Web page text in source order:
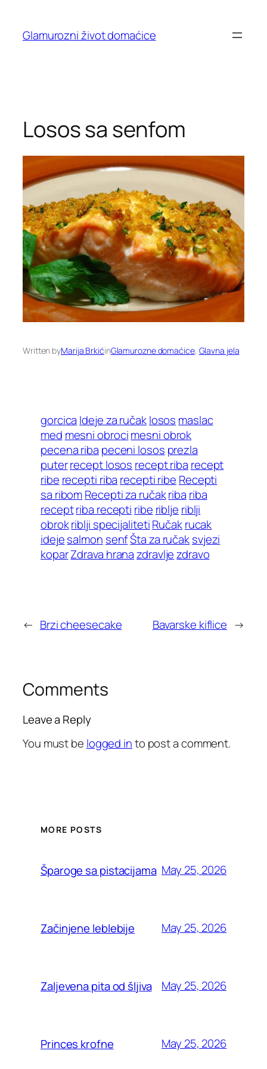
content
Glamurozni život domaćice
Losos sa senfom
Written byMarija BrkićinGlamurozne domaćice, Glavna jela
gorcica Ideje za ručaklosos maslac
med mesni obrocimesni obrok
pecena riba peceni losos prezla
puterrecept losos recept riba recept
ribe recepti riba recepti ribe Recepti
sa ribomRecepti za ručakriba riba
receptriba recepti ribe riblje riblji
obrokriblji specijalitetiRučakrucak
idejesalmon senfŠta za ručaksvjezi
koparZdrava hranazdravlje zdravo
← Brzi cheesecake Bavarske kiflice →
Comments
Leave a Reply
You must be logged into post a comment.
MORE POSTS
Šparoge sa pistacijama May 25, 2026
Začinjene leblebije May 25, 2026
Zaljevena pita od šljiva May 25, 2026
Princes krofne May 25, 2026